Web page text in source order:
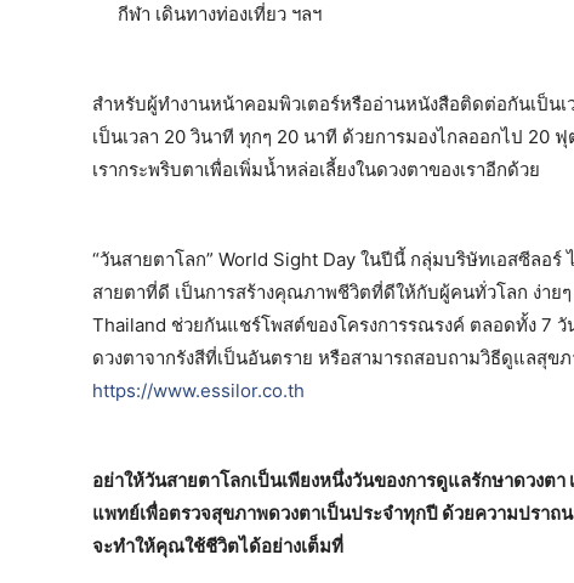
กีฬา เดินทางท่องเที่ยว ฯลฯ
สำหรับผู้ทำงานหน้าคอมพิวเตอร์หรืออ่านหนังสือติดต่อกันเป็
เป็นเวลา 20 วินาที ทุกๆ 20 นาที ด้วยการมองไกลออกไป 20
เรากระพริบตาเพื่อเพิ่มน้ำหล่อเลี้ยงในดวงตาของเราอีกด้วย
“วันสายตาโลก” World Sight Day ในปีนี้ กลุ่มบริษัทเอสซีลอ
สายตาที่ดี เป็นการสร้างคุณภาพชีวิตที่ดีให้กับผู้คนทั่วโลก ง่า
Thailand ช่วยกันแชร์โพสต์ของโครงการรณรงค์ ตลอดทั้ง 7
ดวงตาจากรังสีที่เป็นอันตราย หรือสามารถสอบถามวิธีดูแลสุข
https://www.essilor.co.th
อย่าให้วันสายตาโลกเป็นเพียงหนึ่งวันของการดูแลรักษาดวงต
แพทย์เพื่อตรวจสุขภาพดวงตาเป็นประจำทุกปี ด้วยความปราถ
จะทำให้คุณใช้ชีวิตได้อย่างเต็มที่